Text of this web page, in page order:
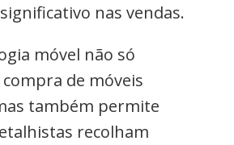
nas vendas.
móvel não só
de móveis
também permite
recolham